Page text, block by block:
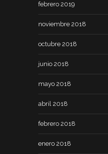
febrero 2019
noviembre 2018
octubre 2018
junio 2018
mayo 2018
abril 2018
febrero 2018
enero 2018